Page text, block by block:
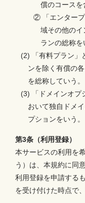
償のコースを
② 「エンター
域その他の
ランの総称を
(2) 「有料プラン」
ンを除く有償の
を総称していう。
(3) 「ドメインオプ
おいて独自ドメ
プションをいう。
第3条（利用登録）
本サービスの利用を
う）は、本規約に同
利用登録を申請する
を受け付けた時点で